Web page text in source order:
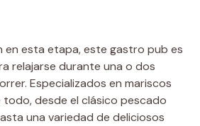
en esta etapa, este gastro pub es
relajarse durante una o dos
Especializados en mariscos
todo, desde el clásico pescado
una variedad de deliciosos